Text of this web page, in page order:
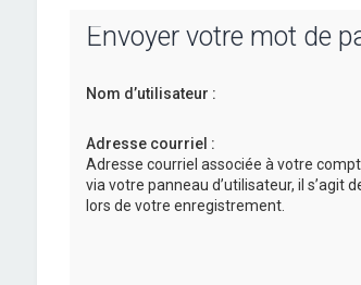
Envoyer votre mot de
Nom d’utilisateur :
Adresse courriel :
Adresse courriel associée à votre
via votre panneau d’utilisateur, il s’agit
lors de votre enregistrement.